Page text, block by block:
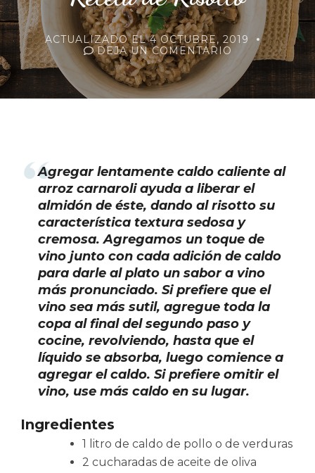
ACTUALIZADO EL4 OCTUBRE, 2019
DEJA UN COMENTARIOEN
RECETA
DE
RISOTTO
Agregar lentamente caldo caliente al
arroz carnaroli ayuda a liberar el
almidón de éste, dando al risotto su
característica textura sedosa y
cremosa. Agregamos un toque de
vino junto con cada adición de caldo
para darle al plato un sabor a vino
más pronunciado. Si prefiere que el
vino sea más sutil, agregue toda la
copa al final del segundo paso y
cocine, revolviendo, hasta que el
líquido se absorba, luego comience a
agregar el caldo. Si prefiere omitir el
vino, use más caldo en su lugar.
Ingredientes
1 litro de caldo de pollo o de verduras
2 cucharadas de aceite de oliva